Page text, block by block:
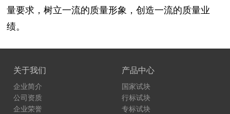
量要求，树立一流的质量形象，创造一流的质量业
绩。
关于我们
企业简介
公司资质
企业荣誉
产品中心
国家试块
行标试块
专标试块